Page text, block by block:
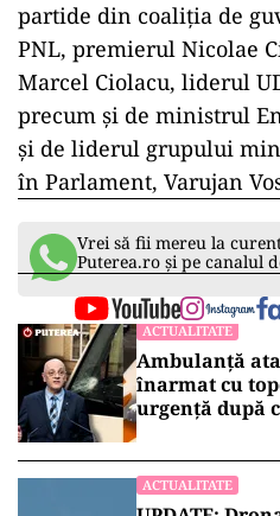
partide din coaliţia de
PNL, premierul Nicolae
Marcel Ciolacu, liderul
precum şi de ministrul
şi de liderul grupului
în Parlament, Varujan
Vrei să fii mereu la
Puterea.ro și pe canalul
ACTUALITATE
Ambulanță
înarmat cu
urgență după
ACTUALITATE